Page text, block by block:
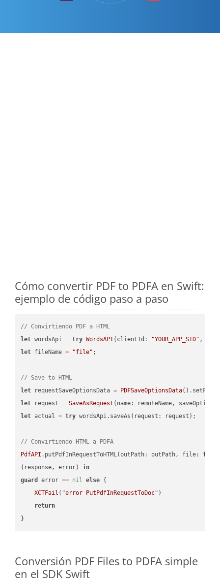
Cómo convertir PDF to PDFA en Swift:
ejemplo de código paso a paso
// Convirtiendo PDF a HTML
let wordsApi = try WordsAPI (clientId: "YOUR_APP_SID" ,
let fileName = "file" ;
// Save to HTML
let requestSaveOptionsData = PDFSaveOptionsData
let request = SaveAsRequest (name: remoteName,
let actual = try wordsApi.saveAs(request: request);
// Convirtiendo HTML a PDFA
PdfAPI .putPdfInRequestToHTML(outPath: outPath, file: file.
(response, error) in
guard
error == nil else {
XCTFail ( "error PutPdfInRequestToDoc" )
return
Conversión PDF Files to PDFA simple
en el SDK Swift